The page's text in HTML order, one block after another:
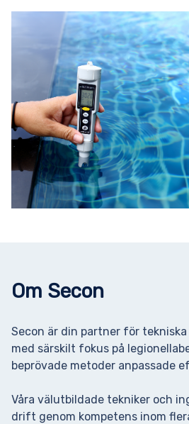
Om Secon
Secon är din partner för
med särskilt fokus på
beprövade metoder anpassade
Våra välutbildade tekniker och
drift genom kompetens inom